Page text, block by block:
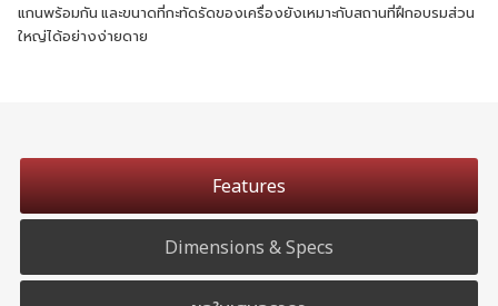
แกนพร้อมกัน และขนาดที่กะทัดรัดของเครื่องยังเหมาะกับสถานที่ฝึกอบรมส่วน
ใหญ่ได้อย่างง่ายดาย
Features
Dimensions & Specs